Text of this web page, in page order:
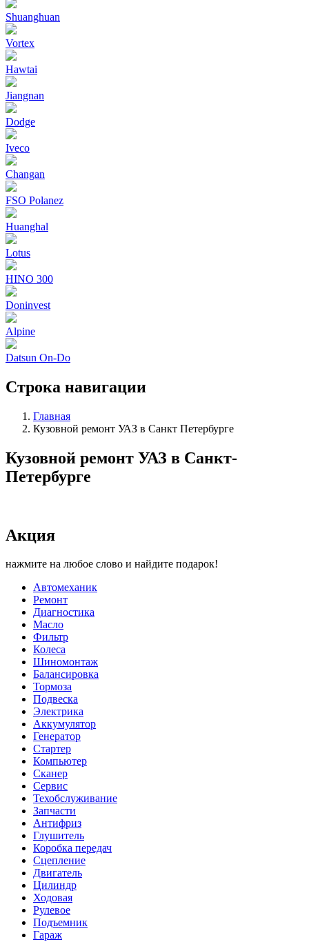
Shuanghuan
Vortex
Hawtai
Jiangnan
Dodge
Iveco
Changan
FSO Polanez
Huanghal
Lotus
HINO 300
Doninvest
Alpine
Datsun On-Do
Строка навигации
Главная
Кузовной ремонт УАЗ в Санкт Петербурге
Кузовной ремонт УАЗ в Санкт-
Петербурге
Акция
нажмите на любое слово и найдите подарок!
Автомеханик
Ремонт
Диагностика
Масло
Фильтр
Колеса
Шиномонтаж
Балансировка
Тормоза
Подвеска
Электрика
Аккумулятор
Генератор
Стартер
Компьютер
Сканер
Сервис
Техобслуживание
Запчасти
Антифриз
Глушитель
Коробка передач
Сцепление
Двигатель
Цилиндр
Ходовая
Рулевое
Подъемник
Гараж